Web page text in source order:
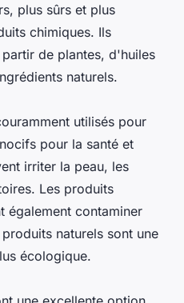
plus sûrs et plus
chimiques. Ils
de plantes, d'huiles
naturels.
utilisés pour
pour la santé et
irriter la peau, les
Les produits
également contaminer
naturels sont une
écologique.